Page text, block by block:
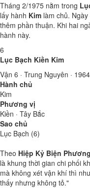
Tháng 2/1975 nằm trong
lấy hành Kim làm chủ.
thêm phần thuận. Khi hai
hành này.
6
Lục Bạch Kiền Kim
Vận 6 · Trung Nguyên ·
Hành chủ
Kim
Phương vị
Kiền · Tây Bắc
Sao chủ
Lục Bạch (6)
Theo Hiệp Kỷ Biện
là khung thời gian chi phối
mà không xét vận khí thì
thấy nhưng không tỏ."